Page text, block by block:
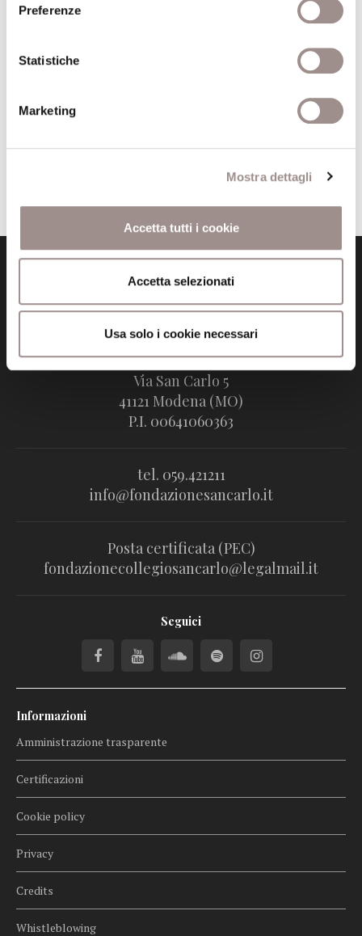
Preferenze
Statistiche
Marketing
Mostra dettagli
Accetta tutti i cookie
Accetta selezionati
Usa solo i cookie necessari
cultura islamica
Anno recensione
Fondazione Collegio San Carlo
Via San Carlo 5
41121 Modena (MO)
P.I. 00641060363
tel. 059.421211
info@fondazionesancarlo.it
Posta certificata (PEC)
fondazionecollegiosancarlo@legalmail.it
Seguici
Informazioni
Amministrazione trasparente
Certificazioni
Cookie policy
Privacy
Credits
Whistleblowing